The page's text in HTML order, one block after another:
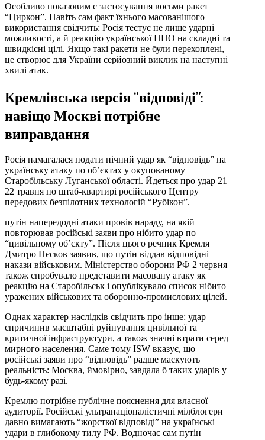
Особливо показовим є застосування восьми ракет
“Циркон”. Навіть сам факт їхнього масованішого
використання свідчить: Росія тестує не лише ударні
можливості, а й реакцію української ППО на складні та
швидкісні цілі. Якщо такі ракети не були перехоплені,
це створює для України серйозний виклик на наступні
хвилі атак.
Кремлівська версія “відповіді”:
навіщо Москві потрібне
виправдання
Росія намагалася подати нічний удар як “відповідь” на
українську атаку по об’єктах у окупованому
Старобільську Луганської області. Йдеться про удар 21–
22 травня по штаб-квартирі російського Центру
передових безпілотних технологій “Рубікон”.
путін напередодні атаки провів нараду, на якій
повторював російські заяви про нібито удар по
“цивільному об’єкту”. Після цього речник Кремля
Дмитро Пєсков заявив, що путін віддав відповідні
накази військовим. Міністерство оборони РФ 2 червня
також спробувало представити масовану атаку як
реакцію на Старобільськ і опублікувало список нібито
уражених військових та оборонно-промислових цілей.
Однак характер наслідків свідчить про інше: удар
спричинив масштабні руйнування цивільної та
критичної інфраструктури, а також значні втрати серед
мирного населення. Саме тому ISW вказує, що
російські заяви про “відповідь” радше маскують
реальність: Москва, ймовірно, завдала б таких ударів у
будь-якому разі.
Кремлю потрібне публічне пояснення для власної
аудиторії. Російські ультранаціоналістичні мілблогери
давно вимагають “жорсткої відповіді” на українські
удари в глибокому тилу РФ. Водночас сам путін